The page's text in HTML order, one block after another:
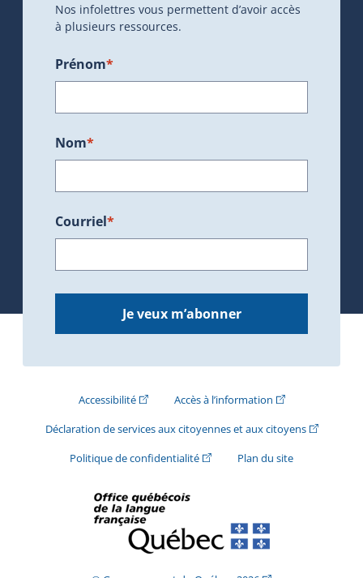
Nos infolettres vous permettent d’avoir accès
à plusieurs ressources.
Prénom*
Nom*
Courriel*
Je veux m’abonner
Accessibilité(Cet hyperlien externe s'ouvrira dans une
Accès à l’information(Cet hyperlien
Déclaration de services aux citoyennes et aux citoyens(Cet
Politique de confidentialité(Cet hyperlien externe s'ouvrira
Plan du site